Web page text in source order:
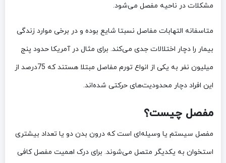
مشکلات در ناحیه مفصل می‌شود.
متاسفانه التهابات مفاصل نسبتا شایع بوده و در برخی موارد زندگی
بیمار را دچار اختلالات جدی می‌کند. برای مثال در آمریکا حدود پنج
میلیون نفر به یکی از انواع تورم مفاصل مبتلا هستند که 75درصد از
این افراد دچار محدودیت‌های حرکتی شده‌اند.
مفصل چیست؟
مفصل سیستم یا وسیله‌ای است که درون بدن دو یا تعداد بیشتری
استخوان به یکدیگر متصل می‌شوند. برای درک اهمیت مفصل کافی